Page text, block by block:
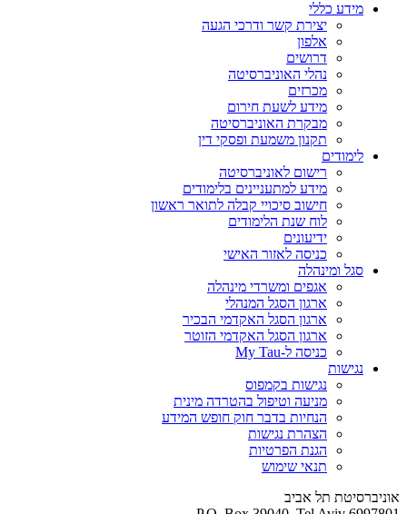
מידע כללי
יצירת קשר ודרכי הגעה
אלפון
דרושים
נהלי האוניברסיטה
מכרזים
מידע לשעת חירום
מבקרת האוניברסיטה
תקנון משמעת ופסקי דין
לימודים
רישום לאוניברסיטה
מידע למתעניינים בלימודים
חישוב סיכויי קבלה לתואר ראשון
לוח שנת הלימודים
ידיעונים
כניסה לאזור האישי
סגל ומינהלה
אגפים ומשרדי מינהלה
ארגון הסגל המנהלי
ארגון הסגל האקדמי הבכיר
ארגון הסגל האקדמי הזוטר
כניסה ל-My Tau
נגישות
נגישות בקמפוס
מניעה וטיפול בהטרדה מינית
הנחיות בדבר חוק חופש המידע
הצהרת נגישות
הגנת הפרטיות
תנאי שימוש
אוניברסיטת תל אביב